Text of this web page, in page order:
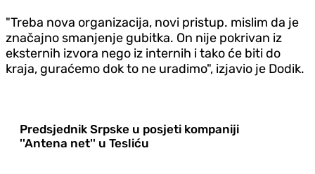
"Treba nova organizacija, novi pristup. mislim da je
značajno smanjenje gubitka. On nije pokrivan iz
eksternih izvora nego iz internih i tako će biti do
kraja, guraćemo dok to ne uradimo", izjavio je Dodik.
Predsjednik Srpske u posjeti kompaniji
''Antena net'' u Tesliću